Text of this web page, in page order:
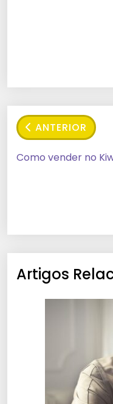
ANTERIOR
Como vender no
Artigos